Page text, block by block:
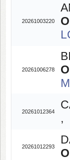
20261003220
20261006278
20261012364
,
20261012293